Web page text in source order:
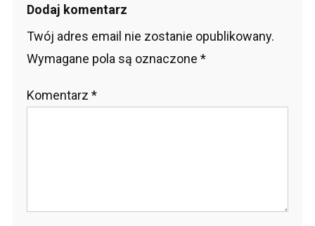
Dodaj komentarz
Twój adres email nie zostanie opublikowany.
Wymagane pola są oznaczone *
Komentarz *